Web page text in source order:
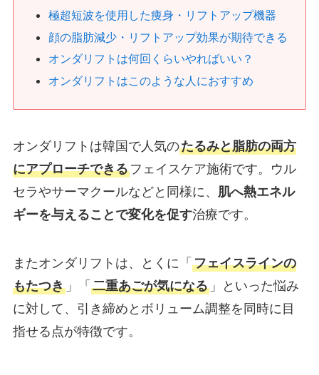
極超短波を使用した痩身・リフトアップ機器
顔の脂肪減少・リフトアップ効果が期待できる
オンダリフトは何回くらいやればいい？
オンダリフトはこのような人におすすめ
オンダリフトは韓国で人気のたるみと脂肪の両方
にアプローチできるフェイスケア施術です。ウル
セラやサーマクールなどと同様に、 肌へ熱エネル
ギーを与えることで変化を促す治療です。
またオンダリフトは、とくに「 フェイスラインの
もたつき」「 二重あごが気になる」といった悩み
に対して、引き締めとボリューム調整を同時に目
指せる点が特徴です。